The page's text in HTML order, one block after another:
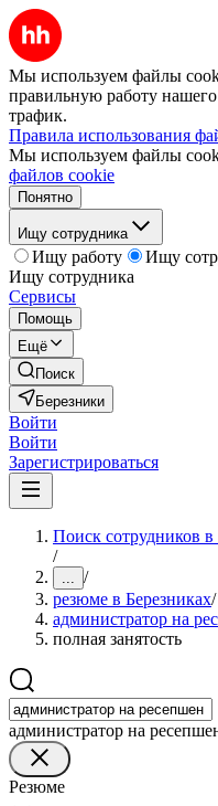
Мы используем файлы
правильную работу нашего
трафик.
Правила использования
Мы используем файлы
файлов cookie
Понятно
Ищу сотрудника
Ищу работу
Ищу
Ищу сотрудника
Сервисы
Помощь
Ещё
Поиск
Березники
Войти
Войти
Зарегистрироваться
Поиск сотрудников в
/
... /
резюме в Березниках/
администратор на
полная занятость
администратор на
Резюме